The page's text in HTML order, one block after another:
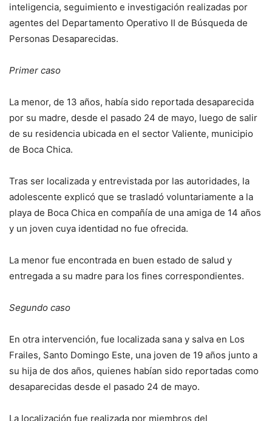
inteligencia, seguimiento e investigación realizadas por
agentes del Departamento Operativo II de Búsqueda de
Personas Desaparecidas.
Primer caso
La menor, de 13 años, había sido reportada desaparecida
por su madre, desde el pasado 24 de mayo, luego de salir
de su residencia ubicada en el sector Valiente, municipio
de Boca Chica.
Tras ser localizada y entrevistada por las autoridades, la
adolescente explicó que se trasladó voluntariamente a la
playa de Boca Chica en compañía de una amiga de 14 años
y un joven cuya identidad no fue ofrecida.
La menor fue encontrada en buen estado de salud y
entregada a su madre para los fines correspondientes.
Segundo caso
En otra intervención, fue localizada sana y salva en Los
Frailes, Santo Domingo Este, una joven de 19 años junto a
su hija de dos años, quienes habían sido reportadas como
desaparecidas desde el pasado 24 de mayo.
La localización fue realizada por miembros del